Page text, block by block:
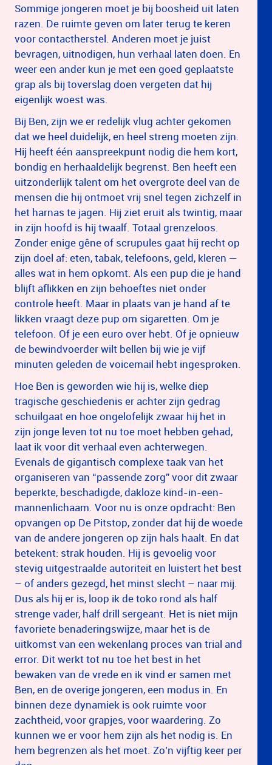
Sommige jongeren moet je bij boosheid uit laten
razen. De ruimte geven om later terug te keren
voor contactherstel. Anderen moet je juist
bevragen, uitnodigen, hun verhaal laten doen. En
weer een ander kun je met een goed geplaatste
grap als bij toverslag doen vergeten dat hij
eigenlijk woest was.
Bij Ben, zijn we er redelijk vlug achter gekomen
dat we heel duidelijk, en heel streng moeten zijn.
Hij heeft één aanspreekpunt nodig die hem kort,
bondig en herhaaldelijk begrenst. Ben heeft een
uitzonderlijk talent om het overgrote deel van de
mensen die hij ontmoet vrij snel tegen zichzelf in
het harnas te jagen. Hij ziet eruit als twintig, maar
in zijn hoofd is hij twaalf. Totaal grenzeloos.
Zonder enige gêne of scrupules gaat hij recht op
zijn doel af: eten, tabak, telefoons, geld, kleren —
alles wat in hem opkomt. Als een pup die je hand
blijft aflikken en zijn behoeftes niet onder
controle heeft. Maar in plaats van je hand af te
likken vraagt deze pup om sigaretten. Om je
telefoon. Of je een euro over hebt. Of je opnieuw
de bewindvoerder wilt bellen bij wie je vijf
minuten geleden de voicemail hebt ingesproken.
Hoe Ben is geworden wie hij is, welke diep
tragische geschiedenis er achter zijn gedrag
schuilgaat en hoe ongelofelijk zwaar hij het in
zijn jonge leven tot nu toe moet hebben gehad,
laat ik voor dit verhaal even achterwegen.
Evenals de gigantisch complexe taak van het
organiseren van “passende zorg” voor dit zwaar
beperkte, beschadigde, dakloze kind-in-een-
mannenlichaam. Voor nu is onze opdracht: Ben
opvangen op De Pitstop, zonder dat hij de woede
van de andere jongeren op zijn hals haalt. En dat
betekent: strak houden. Hij is gevoelig voor
stevig uitgestraalde autoriteit en luistert het best
– of anders gezegd, het minst slecht – naar mij.
Dus als hij er is, loop ik de toko rond als half
strenge vader, half drill sergeant. Het is niet mijn
favoriete benaderingswijze, maar het is de
uitkomst van een wekenlang proces van trial and
error. Dit werkt tot nu toe het best in het
bewaken van de vrede en ik vind er samen met
Ben, en de overige jongeren, een modus in. En
binnen deze dynamiek is ook ruimte voor
zachtheid, voor grapjes, voor waardering. Zo
kunnen we er voor hem zijn als het nodig is. En
hem begrenzen als het moet. Zo’n vijftig keer per